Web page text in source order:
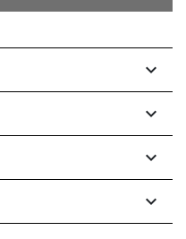
keyboard_arrow_down
keyboard_arrow_down
keyboard_arrow_down
keyboard_arrow_down